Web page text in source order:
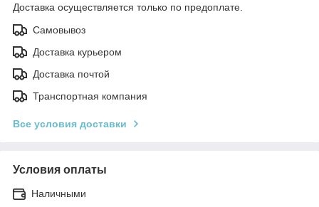
Доставка осуществляется только по предоплате.
Самовывоз
Доставка курьером
Доставка почтой
Транспортная компания
Все условия доставки
Условия оплаты
Наличными